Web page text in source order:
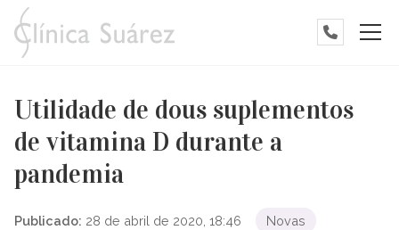
Utilidade de dous suplementos
de vitamina D durante a
pandemia
Publicado: 28 de abril de 2020, 18:46 Novas